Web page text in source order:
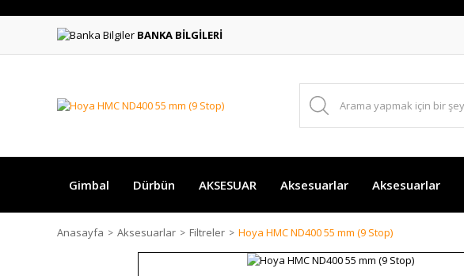
BANKA BİLGİLERİ
Gimbal Dürbün AKSESUAR Aksesuarlar Aksesuarlar
Anasayfa Aksesuarlar Filtreler Hoya HMC ND400 55 mm (9 Stop)